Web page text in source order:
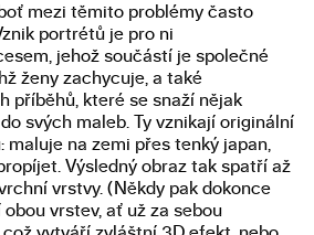
mezi těmito problémy často
portrétů je pro ni
jehož součástí je společné
ženy zachycuje, a také
příběhů, které se snaží nějak
svých maleb. Ty vznikají originální
na zemi přes tenký japan,
Výsledný obraz tak spatří až
vrstvy. (Někdy pak dokonce
vrstev, ať už za sebou